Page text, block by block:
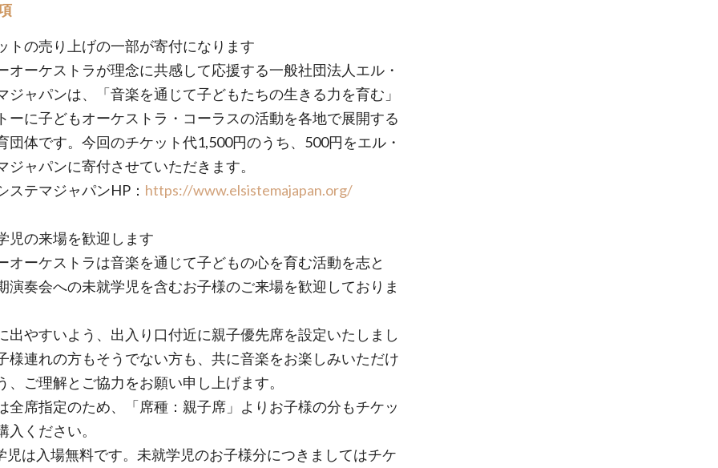
トの売り上げの一部が寄付になります
オーケストラが理念に共感して応援する一般社団法人エル・
ジャパンは、「音楽を通じて子どもたちの生きる力を育む」
ーに子どもオーケストラ・コーラスの活動を各地で展開する
団体です。今回のチケット代1,500円のうち、500円をエル・
ジャパンに寄付させていただきます。
ステマジャパンHP： https://www.elsistemajapan.org/
児の来場を歓迎します
オーケストラは音楽を通じて子どもの心を育む活動を志と
演奏会への未就学児を含むお子様のご来場を歓迎しておりま
出やすいよう、出入り口付近に親子優先席を設定いたしまし
様連れの方もそうでない方も、共に音楽をお楽しみいただけ
、ご理解とご協力をお願い申し上げます。
全席指定のため、「席種：親子席」よりお子様の分もチケッ
入ください。
は入場無料です。未就学児のお子様分につきましてはチケ